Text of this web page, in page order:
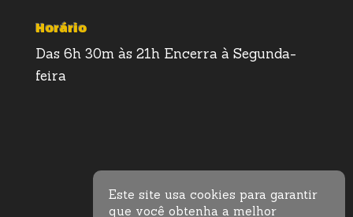
Horário
Das 6h 30m às 21h Encerra à Segunda-
feira
Este site usa cookies para garantir
que você obtenha a melhor